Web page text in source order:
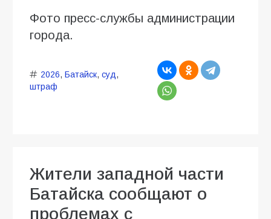
Фото пресс-службы администрации
города.
2026, Батайск, суд,
штраф
Жители западной части
Батайска сообщают о
проблемах с